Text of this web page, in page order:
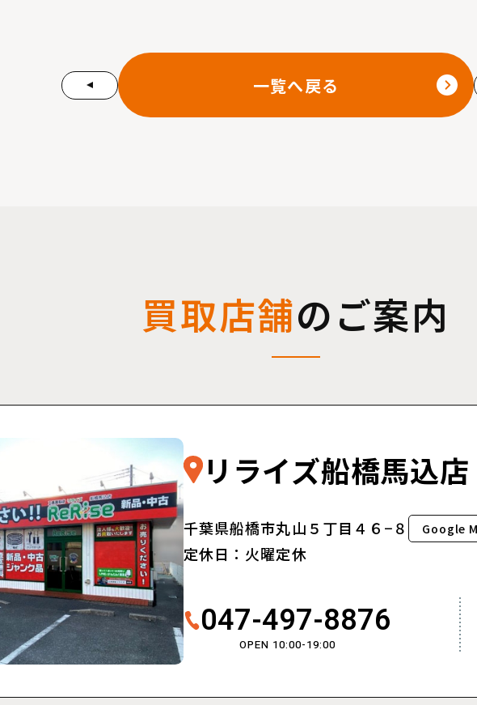
一覧へ戻る
買取店舗のご案内
リライズ船橋馬込店
千葉県船橋市丸山５丁目４６−８
定休日：火曜定休
Google
047-497-8876
OPEN 10:00-19:00